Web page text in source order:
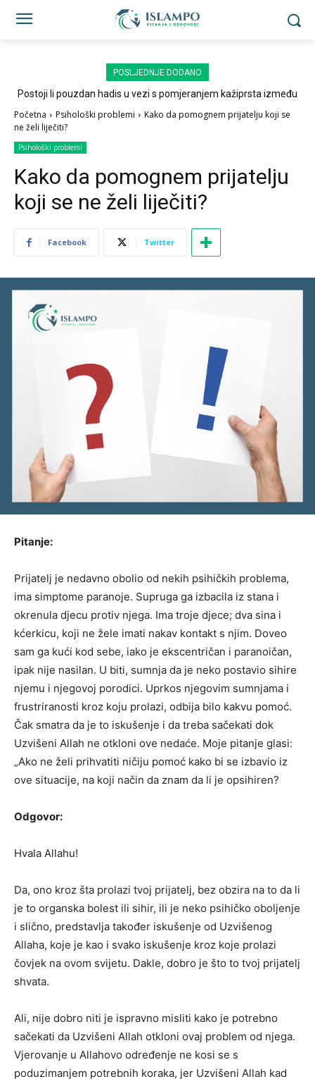
POSLJEDNJE DODANO
Postoji li pouzdan hadis u vezi s pomjeranjem kažiprsta između
Početna Psihološki problemi
Kako da pomognem prijatelju koji se
ne želi liječiti?
Psihološki problemi
Kako da pomognem prijatelju
koji se ne želi liječiti?
Facebook Twitter
Pitanje:
Prijatelj je nedavno obolio od nekih psihičkih problema,
ima simptome paranoje. Supruga ga izbacila iz stana i
okrenula djecu protiv njega. Ima troje djece; dva sina i
kćerkicu, koji ne žele imati nakav kontakt s njim. Doveo
sam ga kući kod sebe, iako je ekscentričan i paranoičan,
ipak nije nasilan. U biti, sumnja da je neko postavio sihire
njemu i njegovoj porodici. Uprkos njegovim sumnjama i
frustriranosti kroz koju prolazi, odbija bilo kakvu pomoć.
Čak smatra da je to iskušenje i da treba sačekati dok
Uzvišeni Allah ne otkloni ove nedaće. Moje pitanje glasi:
„Ako ne želi prihvatiti ničiju pomoć kako bi se izbavio iz
ove situacije, na koji način da znam da li je opsihiren?
Odgovor:
Hvala Allahu!
Da, ono kroz šta prolazi tvoj prijatelj, bez obzira na to da li
je to organska bolest ili sihir, ili je neko psihičko oboljenje
i slično, predstavlja također iskušenje od Uzvišenog
Allaha, koje je kao i svako iskušenje kroz koje prolazi
čovjek na ovom svijetu. Dakle, dobro je što to tvoj prijatelj
shvata.
Ali, nije dobro niti je ispravno misliti kako je potrebno
sačekati da Uzvišeni Allah otkloni ovaj problem od njega.
Vjerovanje u Allahovo određenje ne kosi se s
poduzimanjem potrebnih koraka, jer Uzvišeni Allah kad